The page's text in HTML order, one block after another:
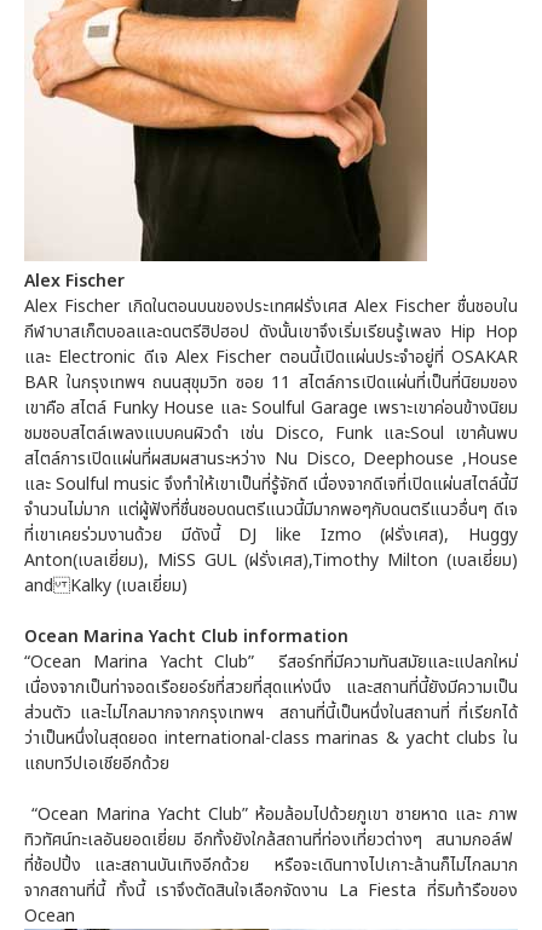
Alex Fischer
Alex Fischer เกิดในตอนบนของประเทศฝรั่งเศส Alex Fischer ชื่นชอบใน
กีฬาบาสเก็ตบอลและดนตรีฮิปฮอป ดังนั้นเขาจึงเริ่มเรียนรู้เพลง Hip Hop
และ Electronic ดีเจ Alex Fischer ตอนนี้เปิดแผ่นประจำอยู่ที่ OSAKAR
BAR ในกรุงเทพฯ ถนนสุขุมวิท ซอย 11 สไตล์การเปิดแผ่นที่เป็นที่นิยมของ
เขาคือ สไตล์ Funky House และ Soulful Garage เพราะเขาค่อนข้างนิยม
ชมชอบสไตล์เพลงแบบคนผิวดำ เช่น Disco, Funk และSoul เขาค้นพบ
สไตล์การเปิดแผ่นที่ผสมผสานระหว่าง Nu Disco, Deephouse ,House
และ Soulful music จึงทำให้เขาเป็นที่รู้จักดี เนื่องจากดีเจที่เปิดแผ่นสไตล์นี้มี
จำนวนไม่มาก แต่ผู้ฟังที่ชื่นชอบดนตรีแนวนี้มีมากพอๆกับดนตรีแนวอื่นๆ ดีเจ
ที่เขาเคยร่วมงานด้วย มีดังนี้ DJ like Izmo (ฝรั่งเศส), Huggy
Anton(เบลเยี่ยม), MiSS GUL (ฝรั่งเศส),Timothy Milton (เบลเยี่ยม)
and Kalky (เบลเยี่ยม)
Ocean Marina Yacht Club information
“Ocean Marina Yacht Club” รีสอร์ทที่มีความทันสมัยและแปลกใหม่
เนื่องจากเป็นท่าจอดเรือยอร์ชที่สวยที่สุดแห่งนึง และสถานที่นี้ยังมีความเป็น
ส่วนตัว และไม่ไกลมากจากกรุงเทพฯ สถานที่นี้เป็นหนึ่งในสถานที่ ที่เรียกได้
ว่าเป็นหนึ่งในสุดยอด international-class marinas & yacht clubs ใน
แถบทวีปเอเชียอีกด้วย
“Ocean Marina Yacht Club” ห้อมล้อมไปด้วยภูเขา ชายหาด และ ภาพ
ทิวทัศน์ทะเลอันยอดเยี่ยม อีกทั้งยังใกล้สถานที่ท่องเที่ยวต่างๆ สนามกอล์ฟ
ที่ช้อปปิ้ง และสถานบันเทิงอีกด้วย หรือจะเดินทางไปเกาะล้านก็ไม่ไกลมาก
จากสถานที่นี้ ทั้งนี้ เราจึงตัดสินใจเลือกจัดงาน La Fiesta ที่ริมท้ารือของ
Ocean